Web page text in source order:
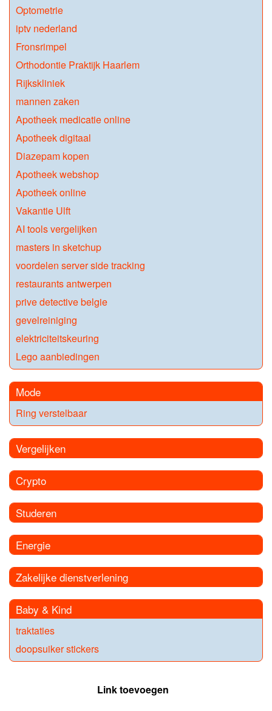
Optometrie
iptv nederland
Fronsrimpel
Orthodontie Praktijk Haarlem
Rijkskliniek
mannen zaken
Apotheek medicatie online
Apotheek digitaal
Diazepam kopen
Apotheek webshop
Apotheek online
Vakantie Ulft
AI tools vergelijken
masters in sketchup
voordelen server side tracking
restaurants antwerpen
prive detective belgie
gevelreiniging
elektriciteitskeuring
Lego aanbiedingen
Mode
Ring verstelbaar
Vergelijken
Crypto
Studeren
Energie
Zakelijke dienstverlening
Baby & Kind
traktaties
doopsuiker stickers
Link toevoegen